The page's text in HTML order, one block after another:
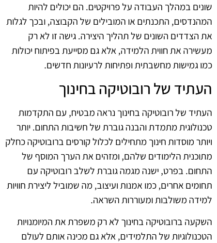
שונים במהלך העבודה על פרויקטים. הם יכולים להיות
המהנדסים, התכנתים או המובילים של הקבוצה, ובכך לגלות
את הצדדים השונים של תהליך היצירה. גישה זו לא רק
מעשירה את חווית הלמידה, אלא גם מסייעת בפיתוח יכולות
כמו גמישות מחשבתית ופתיחות לרעיונות חדשים.
העתיד של רובוטיקה בחינוך
העתיד של רובוטיקה בחינוך נראה מבטיח, עם התקדמות
טכנולוגית מתמדת והבנה גוברת של חשיבות התחום. יותר
ויותר מוסדות חינוך מתחילים לכלול קורסים ברובוטיקה כחלק
מתוכנית הלימודים שלהם, ומזהים את הערך המוסף של
התחום. בפרט, ישנה מגמה גוברת לשלב רובוטיקה עם
תחומים אחרים, כמו אמנות ועיצוב, מה שמוביל ליצירת חוויות
למידה משולבות ומעוררות השראה.
השקעה ברובוטיקה בחינוך לא רק משפרת את המיומנויות
הטכנולוגיות של התלמידים, אלא גם מכינה אותם לעולם